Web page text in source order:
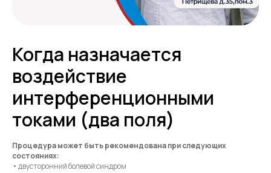
Когда назначается
воздействие
интерференционными
токами (два поля)
Процедура может быть рекомендована при следующих
состояниях:
• двусторонний болевой синдром